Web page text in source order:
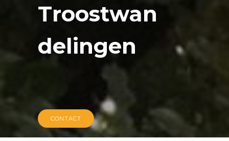
Troostwan
delingen
CONTACT